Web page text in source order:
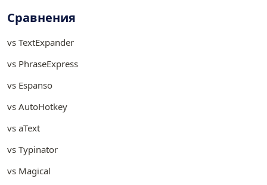
Сравнения
vs TextExpander
vs PhraseExpress
vs Espanso
vs AutoHotkey
vs aText
vs Typinator
vs Magical